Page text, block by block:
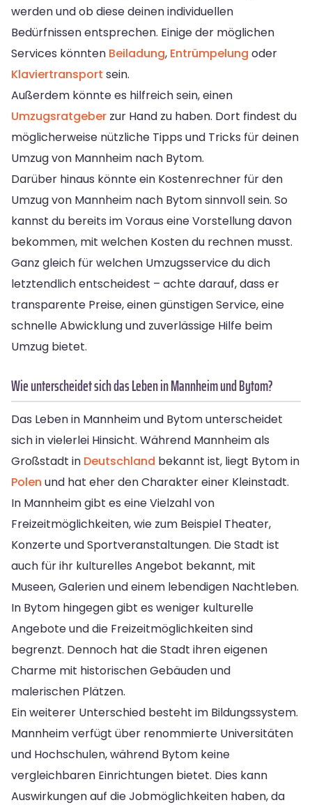
werden und ob diese deinen individuellen
Bedürfnissen entsprechen. Einige der möglichen
Services könnten Beiladung, Entrümpelung oder
Klaviertransport sein.
Außerdem könnte es hilfreich sein, einen
Umzugsratgeber zur Hand zu haben. Dort findest du
möglicherweise nützliche Tipps und Tricks für deinen
Umzug von Mannheim nach Bytom.
Darüber hinaus könnte ein Kostenrechner für den
Umzug von Mannheim nach Bytom sinnvoll sein. So
kannst du bereits im Voraus eine Vorstellung davon
bekommen, mit welchen Kosten du rechnen musst.
Ganz gleich für welchen Umzugsservice du dich
letztendlich entscheidest – achte darauf, dass er
transparente Preise, einen günstigen Service, eine
schnelle Abwicklung und zuverlässige Hilfe beim
Umzug bietet.
Wie unterscheidet sich das Leben in Mannheim und Bytom?
Das Leben in Mannheim und Bytom unterscheidet
sich in vielerlei Hinsicht. Während Mannheim als
Großstadt in Deutschland bekannt ist, liegt Bytom in
Polen und hat eher den Charakter einer Kleinstadt.
In Mannheim gibt es eine Vielzahl von
Freizeitmöglichkeiten, wie zum Beispiel Theater,
Konzerte und Sportveranstaltungen. Die Stadt ist
auch für ihr kulturelles Angebot bekannt, mit
Museen, Galerien und einem lebendigen Nachtleben.
In Bytom hingegen gibt es weniger kulturelle
Angebote und die Freizeitmöglichkeiten sind
begrenzt. Dennoch hat die Stadt ihren eigenen
Charme mit historischen Gebäuden und
malerischen Plätzen.
Ein weiterer Unterschied besteht im Bildungssystem.
Mannheim verfügt über renommierte Universitäten
und Hochschulen, während Bytom keine
vergleichbaren Einrichtungen bietet. Dies kann
Auswirkungen auf die Jobmöglichkeiten haben, da